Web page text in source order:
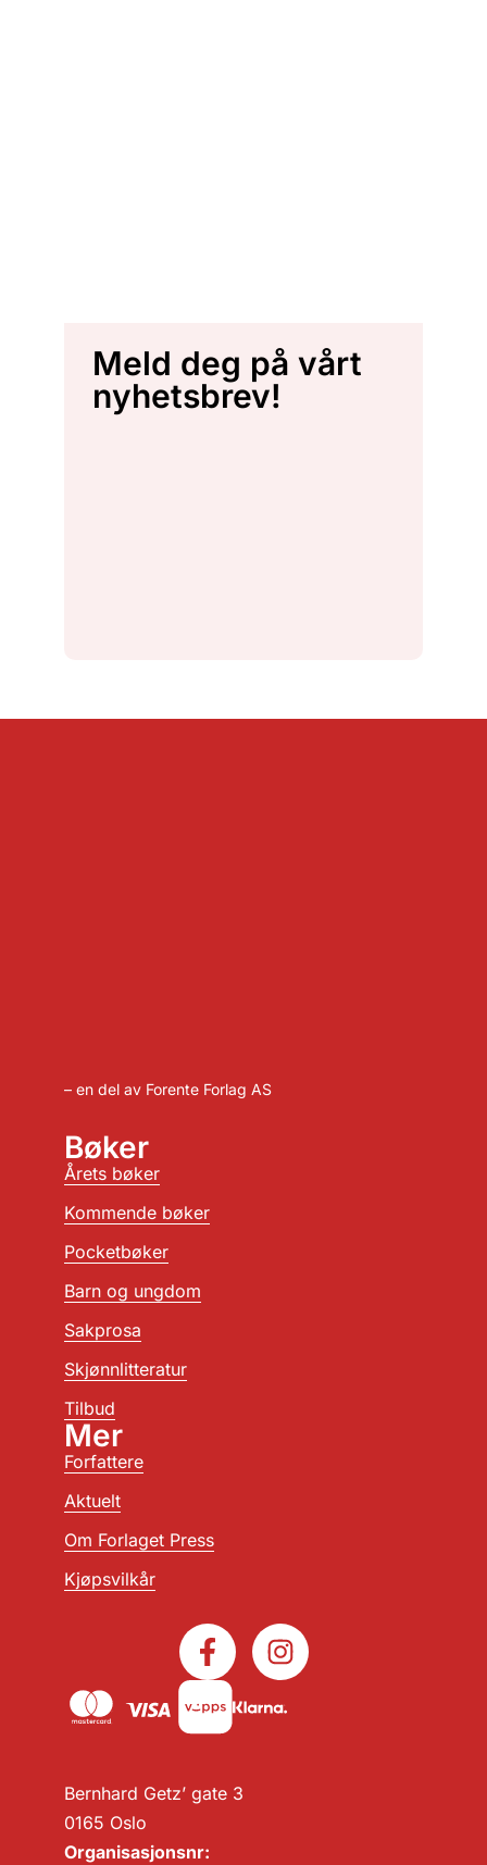
Meld deg på vårt
nyhetsbrev!
– en del av Forente Forlag AS
Bernhard Getz’ gate 3
0165 Oslo
Organisasjonsnr:
Bøker
Årets bøker
Kommende bøker
Pocketbøker
Barn og ungdom
Sakprosa
Skjønnlitteratur
Tilbud
Mer
Forfattere
Aktuelt
Om Forlaget Press
Kjøpsvilkår